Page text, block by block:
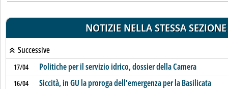
NOTIZIE NELLA STESSA SEZIONE
Successive
17/04 Politiche per il servizio idrico, dossier della Camera
16/04 Siccità, in GU la proroga dell'emergenza per la Basilicata